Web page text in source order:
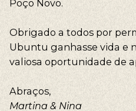
Poço Novo.
Obrigado a todos por
Ubuntu ganhasse vida e
valiosa oportunidade de
Abraços,
Martina & Nina